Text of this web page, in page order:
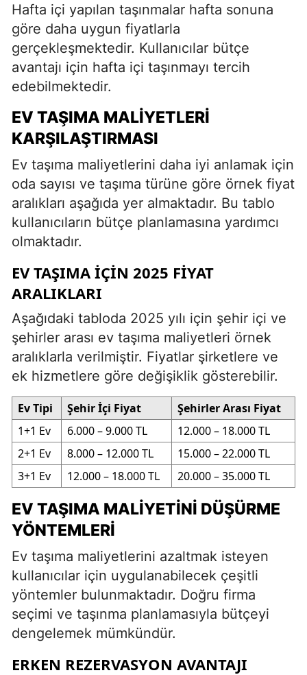
Hafta içi yapılan taşınmalar hafta sonuna
göre daha uygun fiyatlarla
gerçekleşmektedir. Kullanıcılar bütçe
avantajı için hafta içi taşınmayı tercih
edebilmektedir.
EV TAŞIMA MALIYETLERI
KARŞILAŞTIRMASI
Ev taşıma maliyetlerini daha iyi anlamak için
oda sayısı ve taşıma türüne göre örnek fiyat
aralıkları aşağıda yer almaktadır. Bu tablo
kullanıcıların bütçe planlamasına yardımcı
olmaktadır.
EV TAŞIMA İÇIN 2025 FIYAT
ARALIKLARI
Aşağıdaki tabloda 2025 yılı için şehir içi ve
şehirler arası ev taşıma maliyetleri örnek
aralıklarla verilmiştir. Fiyatlar şirketlere ve
ek hizmetlere göre değişiklik gösterebilir.
Ev Tipi Şehir İçi Fiyat
Şehirler Arası Fiyat
1+1 Ev
6.000 – 9.000 TL
12.000 – 18.000 TL
2+1 Ev
8.000 – 12.000 TL
15.000 – 22.000 TL
3+1 Ev
12.000 – 18.000 TL 20.000 – 35.000 TL
EV TAŞIMA MALIYETINI DÜŞÜRME
YÖNTEMLERI
Ev taşıma maliyetlerini azaltmak isteyen
kullanıcılar için uygulanabilecek çeşitli
yöntemler bulunmaktadır. Doğru firma
seçimi ve taşınma planlamasıyla bütçeyi
dengelemek mümkündür.
ERKEN REZERVASYON AVANTAJI